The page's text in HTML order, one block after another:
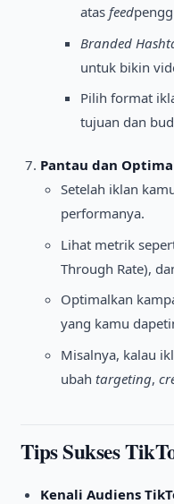
atas feed
Branded
untuk bikin
Pilih format
tujuan dan
Pantau dan
Setelah iklan
performanya.
Lihat metrik
Through Rate),
Optimalkan
yang kamu
Misalnya, kalau
ubah targeting,
Tips Sukses
Kenali Audiens